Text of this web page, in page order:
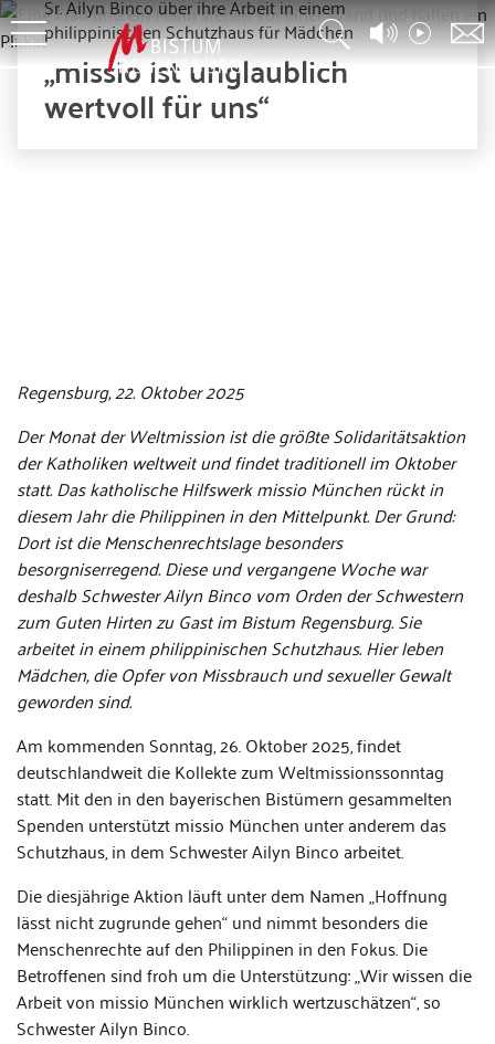
Sr. Ailyn Binco über ihre Arbeit in einem
philippinischen Schutzhaus für Mädchen
„missio ist unglaublich
wertvoll für uns“
Regensburg, 22. Oktober 2025
Der Monat der Weltmission ist die größte Solidaritätsaktion
der Katholiken weltweit und findet traditionell im Oktober
statt. Das katholische Hilfswerk missio München rückt in
diesem Jahr die Philippinen in den Mittelpunkt. Der Grund:
Dort ist die Menschenrechtslage besonders
besorgniserregend. Diese und vergangene Woche war
deshalb Schwester Ailyn Binco vom Orden der Schwestern
zum Guten Hirten zu Gast im Bistum Regensburg. Sie
arbeitet in einem philippinischen Schutzhaus. Hier leben
Mädchen, die Opfer von Missbrauch und sexueller Gewalt
geworden sind.
Am kommenden Sonntag, 26. Oktober 2025, findet
deutschlandweit die Kollekte zum Weltmissionssonntag
statt. Mit den in den bayerischen Bistümern gesammelten
Spenden unterstützt missio München unter anderem das
Schutzhaus, in dem Schwester Ailyn Binco arbeitet.
Die diesjährige Aktion läuft unter dem Namen „Hoffnung
lässt nicht zugrunde gehen“ und nimmt besonders die
Menschenrechte auf den Philippinen in den Fokus. Die
Betroffenen sind froh um die Unterstützung: „Wir wissen die
Arbeit von missio München wirklich wertzuschätzen“, so
Schwester Ailyn Binco.